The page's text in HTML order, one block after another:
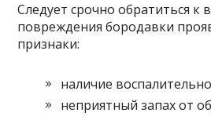
Следует срочно обратиться к
повреждения бородавки
признаки:
наличие
неприятный запах от